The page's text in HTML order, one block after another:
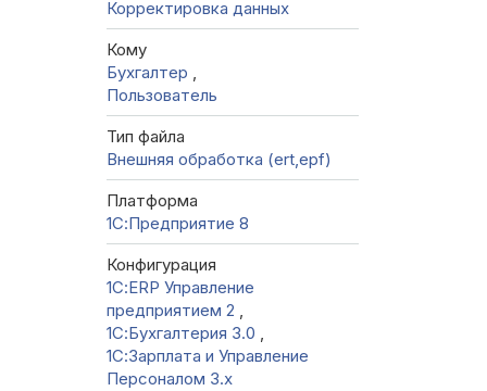
Корректировка данных
Кому
Бухгалтер ,
Пользователь
Тип файла
Внешняя обработка (ert,epf)
Платформа
1С:Предприятие 8
Конфигурация
1С:ERP Управление
предприятием 2 ,
1С:Бухгалтерия 3.0 ,
1С:Зарплата и Управление
Персоналом 3.x